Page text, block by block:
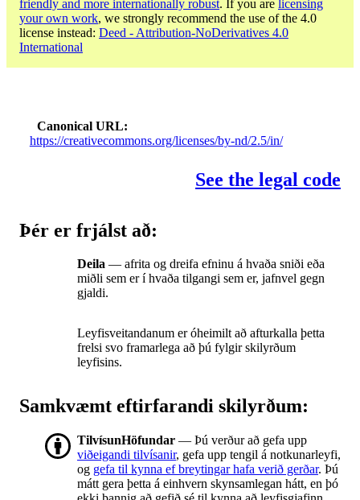
friendly and more internationally robust. If you are licensing
your own work, we strongly recommend the use of the 4.0
license instead: Deed - Attribution-NoDerivatives 4.0
International
Canonical URL
https://creativecommons.org/licenses/by-nd/2.5/in/
See the legal code
Þér er frjálst að:
Deila — afrita og dreifa efninu á hvaða sniði eða
miðli sem er í hvaða tilgangi sem er, jafnvel gegn
gjaldi.
Leyfisveitandanum er óheimilt að afturkalla þetta
frelsi svo framarlega að þú fylgir skilyrðum
leyfisins.
Samkvæmt eftirfarandi skilyrðum:
TilvísunHöfundar — Þú verður að gefa upp
viðeigandi tilvísanir, gefa upp tengil á notkunarleyfi,
og gefa til kynna ef breytingar hafa verið gerðar. Þú
mátt gera þetta á einhvern skynsamlegan hátt, en þó